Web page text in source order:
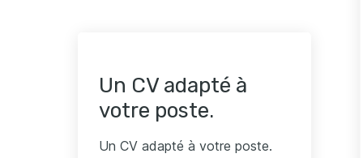
Un CV adapté à
votre poste.
Un CV adapté à votre poste.